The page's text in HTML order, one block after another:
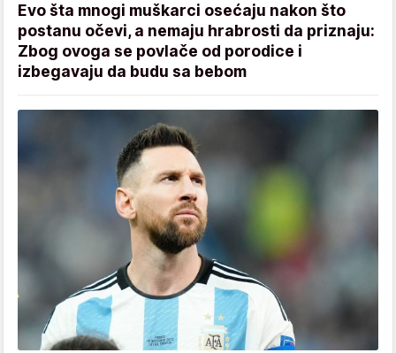
Evo šta mnogi muškarci osećaju nakon što
postanu očevi, a nemaju hrabrosti da priznaju:
Zbog ovoga se povlače od porodice i
izbegavaju da budu sa bebom